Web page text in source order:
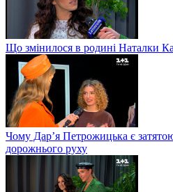
Що змінилося в родині Наталки
Чому Дар’я Петрожицька є
дорожнього руху